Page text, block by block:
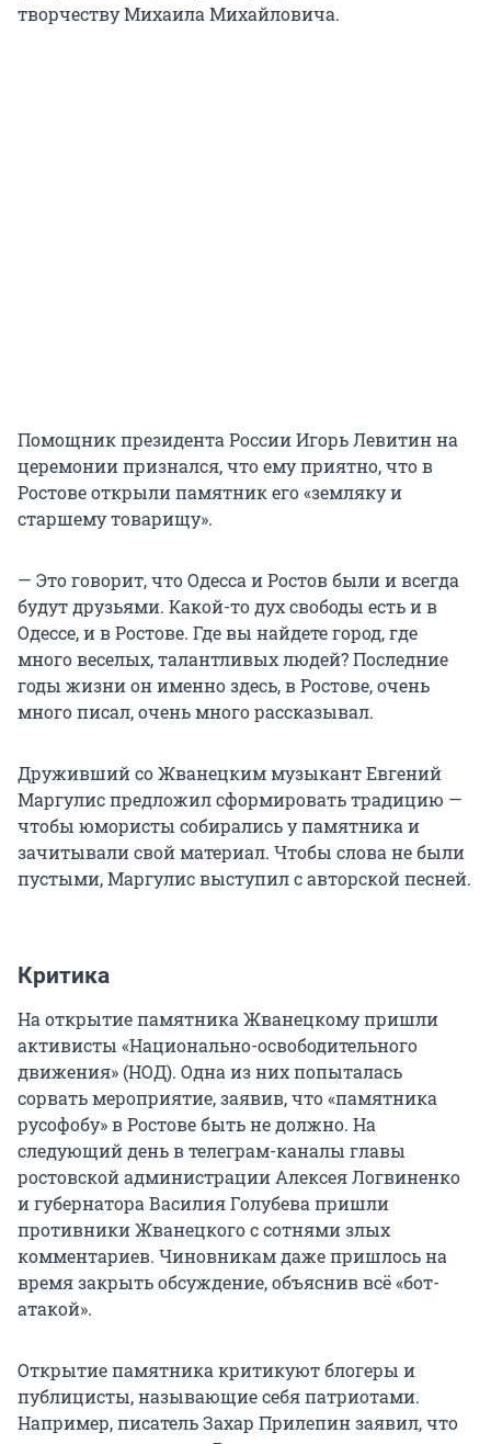
творчеству Михаила Михайловича.
Помощник президента России Игорь Левитин на
церемонии признался, что ему приятно, что в
Ростове открыли памятник его «земляку и
старшему товарищу».
— Это говорит, что Одесса и Ростов были и всегда
будут друзьями. Какой-то дух свободы есть и в
Одессе, и в Ростове. Где вы найдете город, где
много веселых, талантливых людей? Последние
годы жизни он именно здесь, в Ростове, очень
много писал, очень много рассказывал.
Друживший со Жванецким музыкант Евгений
Маргулис предложил сформировать традицию —
чтобы юмористы собирались у памятника и
зачитывали свой материал. Чтобы слова не были
пустыми, Маргулис выступил с авторской песней.
Критика
На открытие памятника Жванецкому пришли
активисты «Национально-освободительного
движения» (НОД). Одна из них попыталась
сорвать мероприятие, заявив, что «памятника
русофобу» в Ростове быть не должно. На
следующий день в телеграм-каналы главы
ростовской администрации Алексея Логвиненко
и губернатора Василия Голубева пришли
противники Жванецкого с сотнями злых
комментариев. Чиновникам даже пришлось на
время закрыть обсуждение, объяснив всё «бот-
атакой».
Открытие памятника критикуют блогеры и
публицисты, называющие себя патриотами.
Например, писатель Захар Прилепин заявил, что